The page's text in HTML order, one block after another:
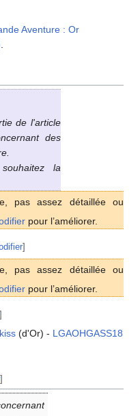
Aventure : Or
.
de l'article
des
la
pas assez détaillée ou
pour l’améliorer.
]
pas assez détaillée ou
pour l’améliorer.
]
(d'Or) - LGAOHGASS18
]